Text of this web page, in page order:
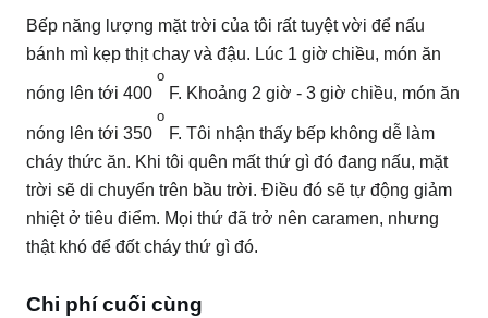
Bếp năng lượng mặt trời của tôi rất tuyệt vời để nấu
bánh mì kẹp thịt chay và đậu. Lúc 1 giờ chiều, món ăn
nóng lên tới 400
o
F. Khoảng 2 giờ - 3 giờ chiều, món ăn
nóng lên tới 350
o
F. Tôi nhận thấy bếp không dễ làm
cháy thức ăn. Khi tôi quên mất thứ gì đó đang nấu, mặt
trời sẽ di chuyển trên bầu trời. Điều đó sẽ tự động giảm
nhiệt ở tiêu điểm. Mọi thứ đã trở nên caramen, nhưng
thật khó để đốt cháy thứ gì đó.
Chi phí cuối cùng